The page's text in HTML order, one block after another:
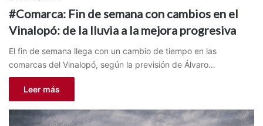
#Comarca: Fin de semana con cambios en el
Vinalopó: de la lluvia a la mejora progresiva
El fin de semana llega con un cambio de tiempo en las
comarcas del Vinalopó, según la previsión de Álvaro…
Leer más